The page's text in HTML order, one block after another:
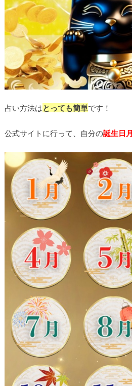
占い方法はとっても簡単です！
公式サイトに行って、自分の誕生日月